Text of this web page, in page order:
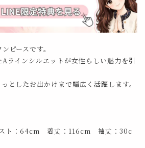
ピースです。
ラインシルエットが女性らしい魅力を引
としたお出かけまで幅広く活躍します。
ト：64cm 着丈：116cm 袖丈：30c